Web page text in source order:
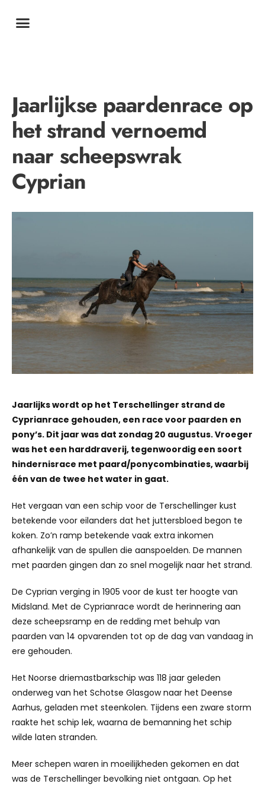
Jaarlijkse paardenrace op
het strand vernoemd
naar scheepswrak
Cyprian
Jaarlijks wordt op het Terschellinger strand de
Cyprianrace gehouden, een race voor paarden en
pony’s. Dit jaar was dat zondag 20 augustus. Vroeger
was het een harddraverij, tegenwoordig een soort
hindernisrace met paard/ponycombinaties, waarbij
één van de twee het water in gaat.
Het vergaan van een schip voor de Terschellinger kust
betekende voor eilanders dat het juttersbloed begon te
koken. Zo’n ramp betekende vaak extra inkomen
afhankelijk van de spullen die aanspoelden. De mannen
met paarden gingen dan zo snel mogelijk naar het strand.
De Cyprian verging in 1905 voor de kust ter hoogte van
Midsland. Met de Cyprianrace wordt de herinnering aan
deze scheepsramp en de redding met behulp van
paarden van 14 opvarenden tot op de dag van vandaag in
ere gehouden.
Het Noorse driemastbarkschip was 118 jaar geleden
onderweg van het Schotse Glasgow naar het Deense
Aarhus, geladen met steenkolen. Tijdens een zware storm
raakte het schip lek, waarna de bemanning het schip
wilde laten stranden.
Meer schepen waren in moeilijkheden gekomen en dat
was de Terschellinger bevolking niet ontgaan. Op het